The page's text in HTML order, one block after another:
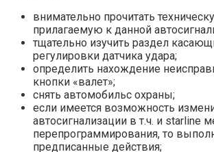
внимательно прочитать
прилагаемую к данной
тщательно изучить раздел
регулировки датчика удара;
определить нахождение
кнопки «валет»;
снять автомобильс охраны;
если имеется возможность
автосигнализации в т.ч. и starline
перепрограммирования, то
предписанные действия;